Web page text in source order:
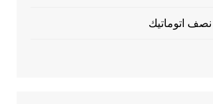
اتوماتيك